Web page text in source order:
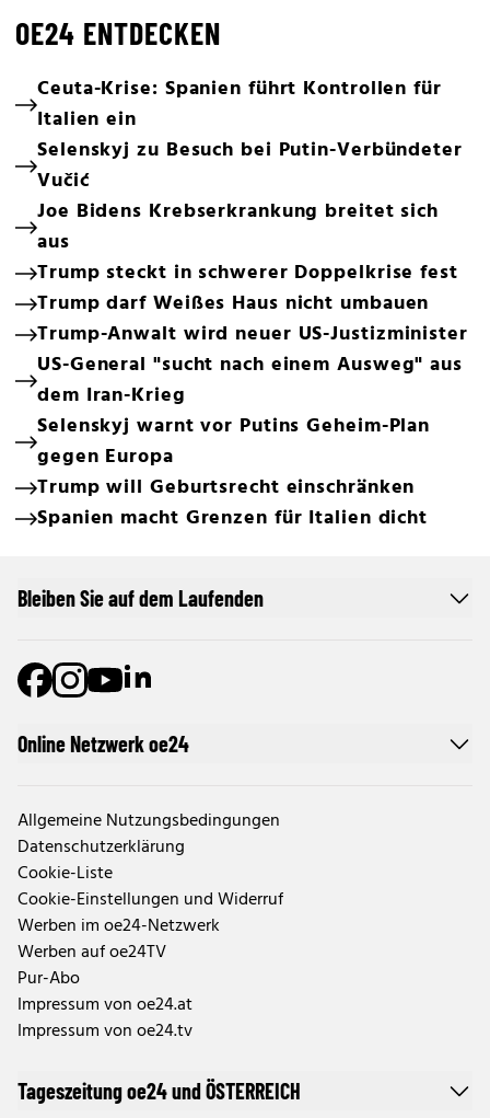
OE24 ENTDECKEN
Ceuta-Krise: Spanien führt Kontrollen für
Italien ein
Selenskyj zu Besuch bei Putin-Verbündeter
Vučić
Joe Bidens Krebserkrankung breitet sich
aus
Trump steckt in schwerer Doppelkrise fest
Trump darf Weißes Haus nicht umbauen
Trump-Anwalt wird neuer US-Justizminister
US-General "sucht nach einem Ausweg" aus
dem Iran-Krieg
Selenskyj warnt vor Putins Geheim-Plan
gegen Europa
Trump will Geburtsrecht einschränken
Spanien macht Grenzen für Italien dicht
Online Netzwerk oe24
Allgemeine Nutzungsbedingungen
Datenschutzerklärung
Cookie-Liste
Cookie-Einstellungen und Widerruf
Werben im oe24-Netzwerk
Werben auf oe24TV
Pur-Abo
Impressum von oe24.at
Impressum von oe24.tv
Tageszeitung oe24 und ÖSTERREICH
Bleiben Sie auf dem Laufenden